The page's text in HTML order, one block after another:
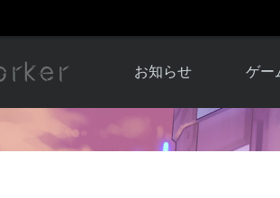
お知らせ
お知らせ一覧
ゲー
ソウ